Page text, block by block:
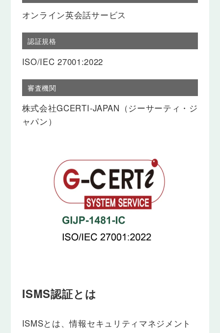
オンライン英会話サービス
認証規格
ISO/IEC 27001:2022
審査機関
株式会社GCERTI-JAPAN（ジーサーティ・ジ
ャパン）
ISMS認証とは
ISMSとは、情報セキュリティマネジメント